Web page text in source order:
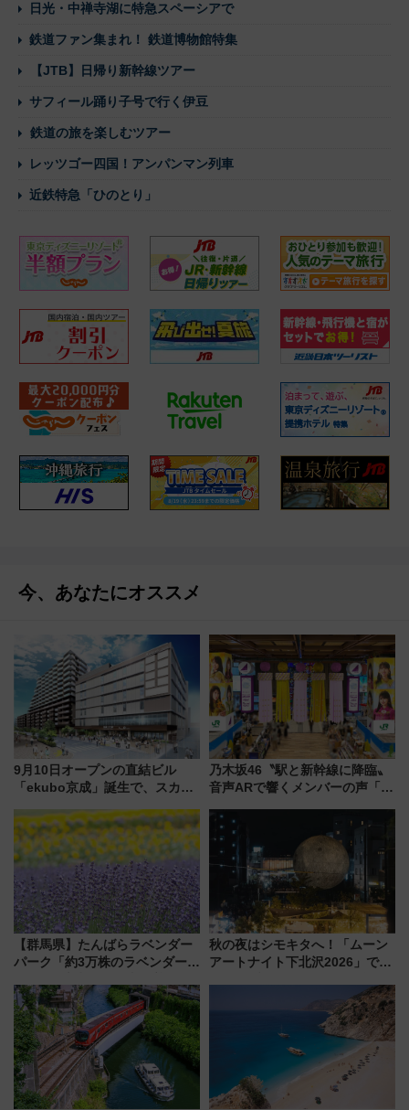
日光・中禅寺湖に特急スペーシアで
鉄道ファン集まれ！ 鉄道博物館特集
【JTB】日帰り新幹線ツアー
サフィール踊り子号で行く伊豆
鉄道の旅を楽しむツアー
レッツゴー四国！アンパンマン列車
近鉄特急「ひのとり」
今、あなたにオススメ
9月10日オープンの直結ビル
「ekubo京成」誕生で、スカイ
新鎌ヶ谷はどう変わる？ 全テナ
ント情報も公開！
乃木坂46〝駅と新幹線に降臨〟
音声ARで響くメンバーの声「真
【群馬県】たんばらラベンダー
パーク「約3万株のラベンダー」
で都心から約1時間半で夏の絶景
を！
秋の夜はシモキタへ！「ムーン
アートナイト下北沢2026」でイ